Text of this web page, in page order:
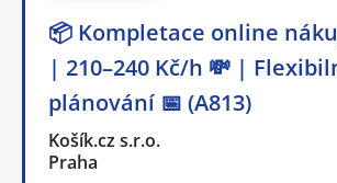
📦 Kompletace online
| 210–240 Kč/h 💸 |
plánování 📅 (A813)
Košík.cz s.r.o.
Praha